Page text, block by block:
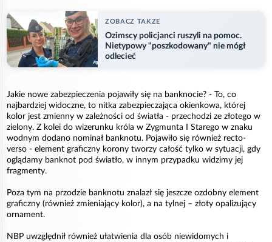
ZOBACZ TAKZE
Ozimscy policjanci ruszyli na pomoc.
Nietypowy "poszkodowany" nie mógł
odlecieć
Jakie nowe zabezpieczenia pojawiły się na banknocie? - To, co
najbardziej widoczne, to nitka zabezpieczająca okienkowa, której
kolor jest zmienny w zależności od światła - przechodzi ze złotego w
zielony. Z kolei do wizerunku króla w Zygmunta I Starego w znaku
wodnym dodano nominał banknotu. Pojawiło się również recto-
verso - element graficzny korony tworzy całość tylko w sytuacji, gdy
oglądamy banknot pod światło, w innym przypadku widzimy jej
fragmenty.
Poza tym na przodzie banknotu znalazł się jeszcze ozdobny element
graficzny (również zmieniający kolor), a na tylnej – złoty opalizujący
ornament.
NBP uwzględnił również ułatwienia dla osób niewidomych i